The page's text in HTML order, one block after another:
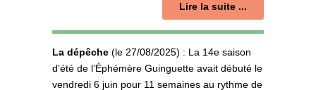
Lire la suite ...
La dépêche (le 27/08/2025) : La 14e saison
d’été de l’Éphémère Guinguette avait débuté le
vendredi 6 juin pour 11 semaines au rythme de